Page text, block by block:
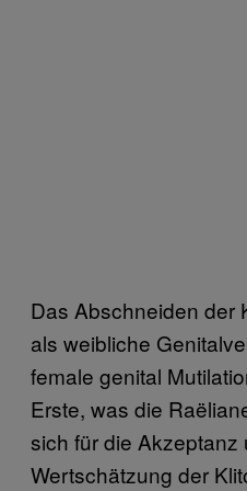
Das Abschneiden der
als weibliche
female genital
Erste, was die
sich für die Akzeptanz
Wertschätzung der